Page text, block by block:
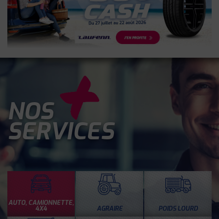
NOS
SERVICES
AUTO, CAMIONNETTE,
4X4 AGRAIRE POIDS LOURD